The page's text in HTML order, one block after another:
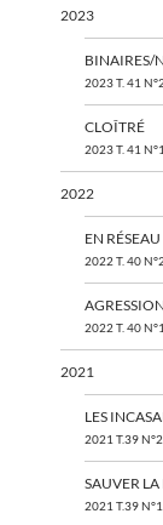
2023
BINAIRES/
2023 T. 41
CLOÎTRÉ
2023 T. 41
2022
EN RÉSEAU
2022 T. 40
2022 T. 40
2021
LES
2021 T.39 N°2
SAUVER
2021 T.39 N°1